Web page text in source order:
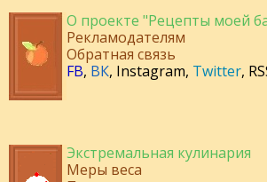
О проекте "Рецепты моей
Рекламодателям
Обратная связь
FB, ВК, Instagram, Twitter,
Экстремальная кулинария
Меры веса